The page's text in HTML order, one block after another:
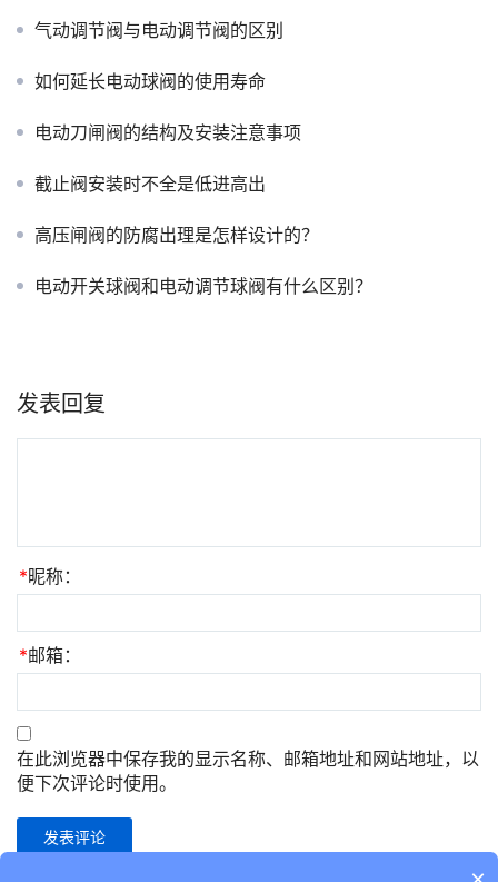
气动调节阀与电动调节阀的区别
如何延长电动球阀的使用寿命
电动刀闸阀的结构及安装注意事项
截止阀安装时不全是低进高出
高压闸阀的防腐出理是怎样设计的？
电动开关球阀和电动调节球阀有什么区别？
发表回复
*昵称：
*邮箱：
在此浏览器中保存我的显示名称、邮箱地址和网站地址，以
便下次评论时使用。